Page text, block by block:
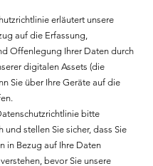
erläutert unsere
auf die Erfassung,
Offenlegung Ihrer Daten durch
digitalen Assets (die
Sie über Ihre Geräte auf die
bitte
stellen Sie sicher, dass Sie
in Bezug auf Ihre Daten
bevor Sie unsere